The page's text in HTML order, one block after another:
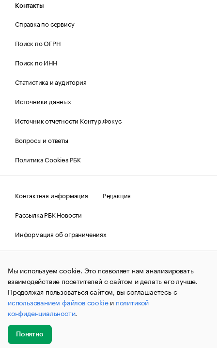
Контакты
Справка по сервису
Поиск по ОГРН
Поиск по ИНН
Статистика и аудитория
Источники данных
Источник отчетности Контур.Фокус
Вопросы и ответы
Политика Cookies РБК
Контактная информация
Редакция
Рассылка РБК Новости
Информация об ограничениях
Правовая информация
О соблюдении авторских прав
© АО «РОСБИЗНЕСКОНСАЛТИНГ»,1995–2026.Сообщения
и материалы информационного агентства «РБК»
(зарегистрировано Федеральной службой по надзору в сфере
связи, информационных технологий и массовых
коммуникаций (Роскомнадзор) 09.12.2015 за номером ИА
№ФС77-63848) сопровождаются пометкой «РБК». Отдельные
публикации могут содержать информацию,
не предназначенную для пользователей
до 18 лет.
Мы используем cookie. Это позволяет нам анализировать
взаимодействие посетителей с сайтом и делать его лучше.
Продолжая пользоваться сайтом, вы соглашаетесь с
использованием файлов cookieи политикой
конфиденциальности.
Понятно